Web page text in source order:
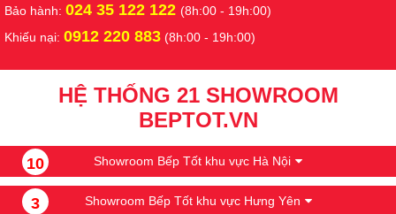
Bảo hành: 024 35 122 122 (8h:00 - 19h:00)
Khiếu nại: 0912 220 883 (8h:00 - 19h:00)
HỆ THỐNG 21 SHOWROOM
BEPTOT.VN
10 Showroom Bếp Tốt khu vực Hà Nội
3 Showroom Bếp Tốt khu vực Hưng Yên